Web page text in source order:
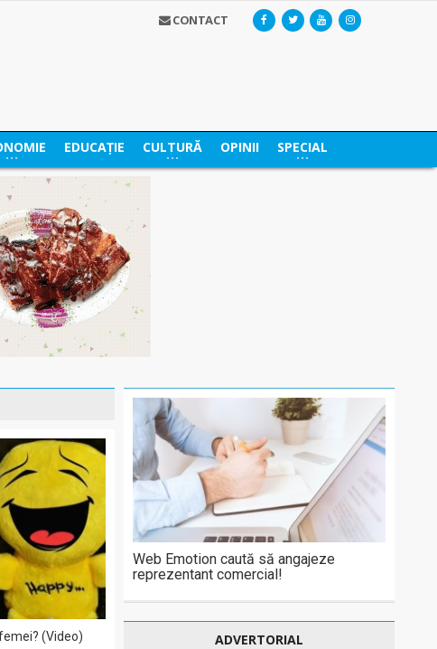
CONTACT
EDUCAȚIE CULTURĂ OPINII SPECIAL
(Video)
Web Emotion caută să angajeze
reprezentant comercial!
ADVERTORIAL